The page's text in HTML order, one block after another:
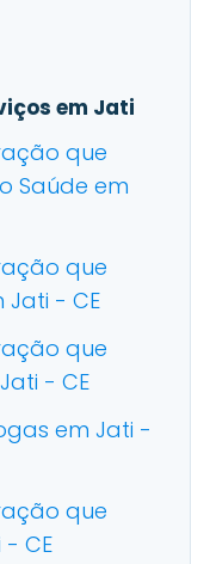
em Jati
que
Saúde em
que
Jati - CE
que
- CE
em Jati -
que
CE